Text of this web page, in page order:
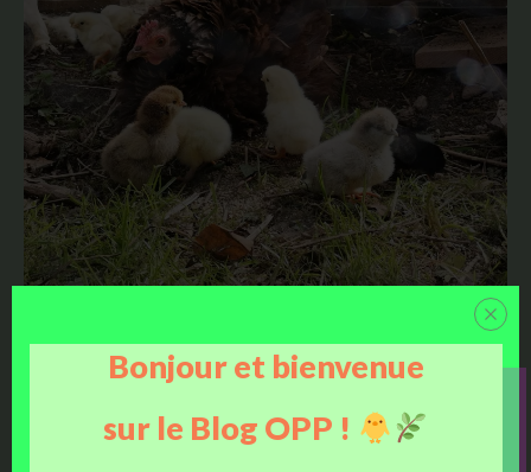
Une belle brochette de poussins !! Avec déjà plusieurs
petites huppes qui s’affichent fièrement !! Je fonds en les
Bonjour et bienvenue
sur le Blog OPP !